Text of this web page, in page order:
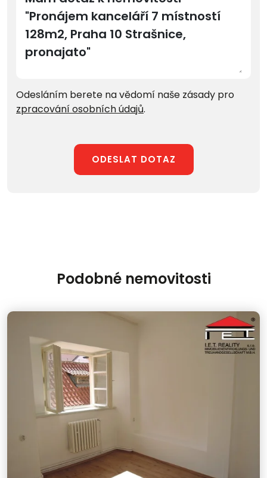
Odesláním berete na vědomí naše zásady pro
zpracování osobních údajů.
ODESLAT DOTAZ
Podobné nemovitosti